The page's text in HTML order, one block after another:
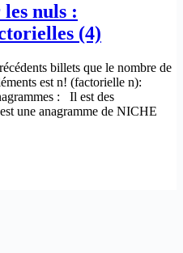
nuls :
(4)
billets que le nombre de
est n! (factorielle n):
: Il est des
une anagramme de NICHE